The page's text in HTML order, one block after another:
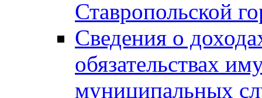
Ставропольской
Сведения о
обязательствах
муниципальных